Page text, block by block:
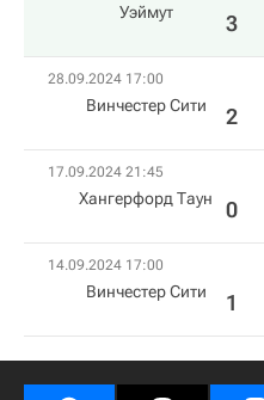
Уэймут 3
28.09.2024 17:00
Винчестер Сити 2
17.09.2024 21:45
Хангерфорд Таун 0
14.09.2024 17:00
Винчестер Сити 1